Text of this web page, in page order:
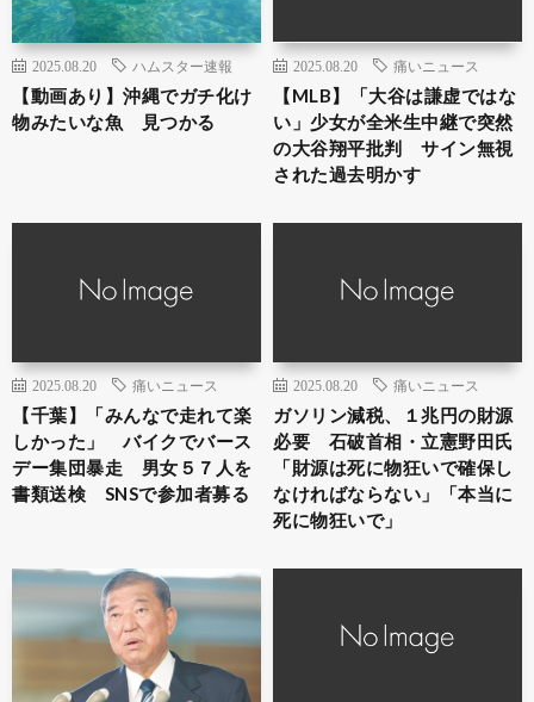
2025.08.20 ハムスター速報
【動画あり】沖縄でガチ化け
物みたいな魚 見つかる
2025.08.20 痛いニュース
【MLB】「大谷は謙虚ではな
い」少女が全米生中継で突然
の大谷翔平批判 サイン無視
された過去明かす
2025.08.20 痛いニュース
【千葉】「みんなで走れて楽
しかった」 バイクでバース
デー集団暴走 男女５７人を
書類送検 SNSで参加者募る
2025.08.20 痛いニュース
ガソリン減税、１兆円の財源
必要 石破首相・立憲野田氏
「財源は死に物狂いで確保し
なければならない」「本当に
死に物狂いで」